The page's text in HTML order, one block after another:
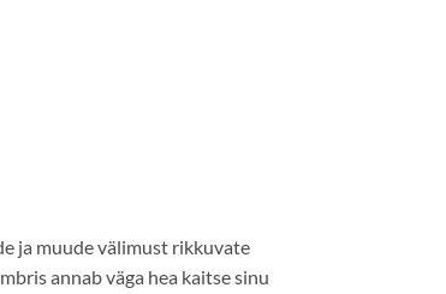
ja muude välimust rikkuvate
annab väga hea kaitse sinu